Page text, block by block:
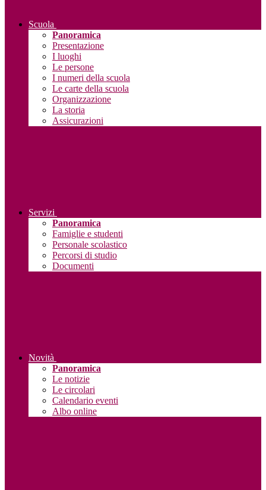
Scuola
Panoramica
Presentazione
I luoghi
Le persone
I numeri della scuola
Le carte della scuola
Organizzazione
La storia
Assicurazioni
Servizi
Panoramica
Famiglie e studenti
Personale scolastico
Percorsi di studio
Documenti
Novità
Panoramica
Le notizie
Le circolari
Calendario eventi
Albo online